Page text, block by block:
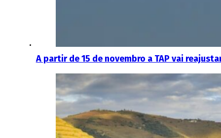
A partir de 15 de novembro a TAP vai